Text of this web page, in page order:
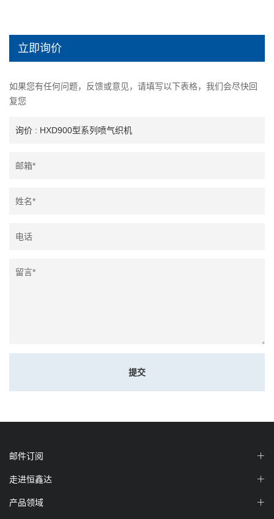
立即询价
如果您有任何问题，反馈或意见，请填写以下表格，我们会尽快回
复您
提交
邮件订阅
走进恒鑫达
产品领域